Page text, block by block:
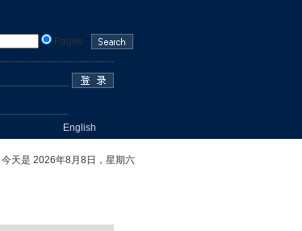
Pages
English
今天是 2026年8月8日，星期六